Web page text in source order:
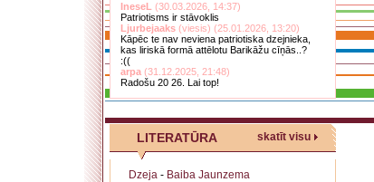
IneseL (30.03.2026, 14:37)
Patriotisms ir stāvoklis
Ljurbejaaks (viesis) (25.01.2026, 13:20)
Kāpēc te nav neviena patriotiska dzejnieka,
kas liriskā formā attēlotu Barikāžu cīņās..?
:((
arpa (31.12.2025, 21:48)
Radošu 20 26. Lai top!
LITERATŪRA skatīt visu
Dzeja - Baiba Jaunzema